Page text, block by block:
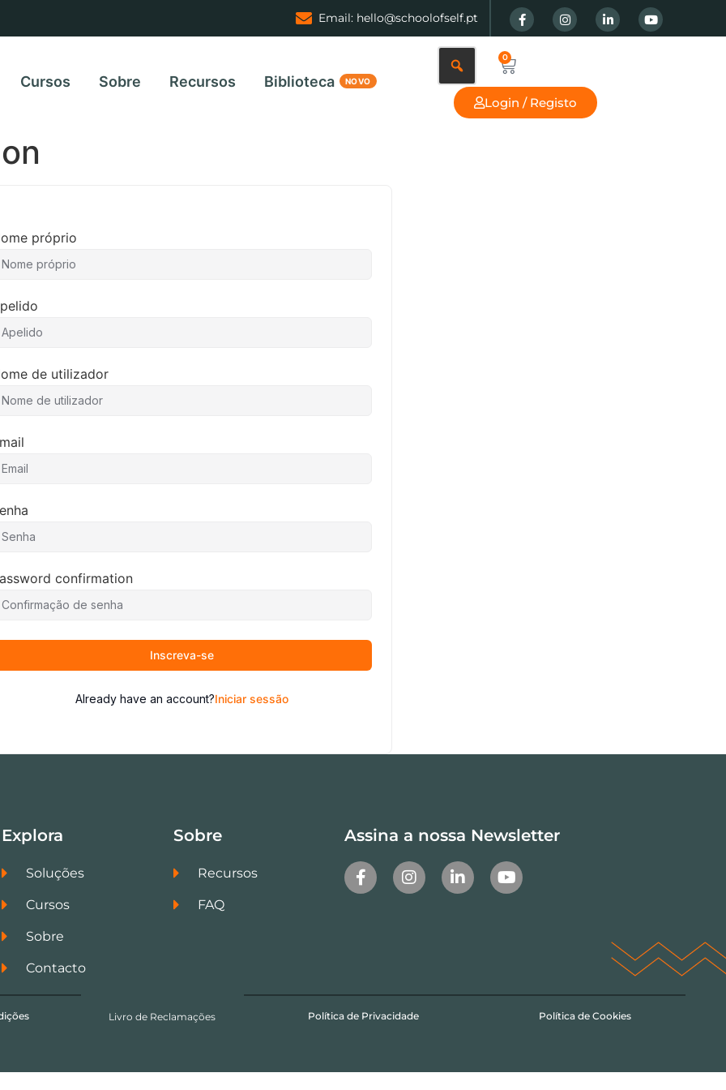
Email: hello@schoolofself.pt
Cursos Sobre Recursos Biblioteca
0
Login / Registo
próprio
de utilizador
confirmation
Inscreva-se
Already have an account?Iniciar sessão
Explora
Soluções
Cursos
Sobre
Contacto
Sobre
Recursos
FAQ
Assina a nossa Newsletter
Livro de Reclamações Política de Privacidade Política de Cookies